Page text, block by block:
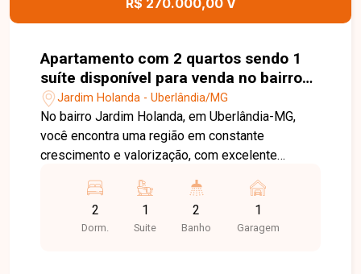
R$ 270.000,00 V
Apartamento com 2 quartos sendo 1
suíte disponível para venda no bairro
Jardim Holanda em Uberlândia-MG
Jardim Holanda - Uberlândia/MG
No bairro Jardim Holanda, em Uberlândia-MG,
você encontra uma região em constante
crescimento e valorização, com excelente
da cidade e proximidade com supermercados,
escolas, farmácias e diversos comércios,
proporcionando praticidade e qualidade de vida.
2
Dorm.
1
Suite
2
Banho
1
Garagem